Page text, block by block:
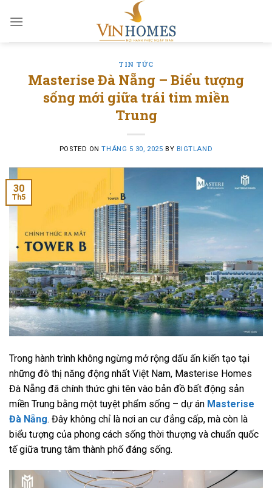
TIN TỨC
Masterise Đà Nẵng – Biểu tượng
sống mới giữa trái tim miền
Trung
POSTED ONTHÁNG 5 30, 2025 BY BIGTLAND
30
Th5
Trong hành trình không ngừng mở rộng dấu ấn kiến tạo tại
những đô thị năng động nhất Việt Nam, Masterise Homes
Đà Nẵng đã chính thức ghi tên vào bản đồ bất động sản
miền Trung bằng một tuyệt phẩm sống – dự án Masterise
Đà Nẵng. Đây không chỉ là nơi an cư đẳng cấp, mà còn là
biểu tượng của phong cách sống thời thượng và chuẩn quốc
tế giữa trung tâm thành phố đáng sống.